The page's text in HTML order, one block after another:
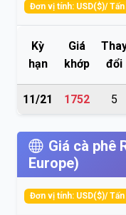
Đơn vị tính: USD($)/
Kỳ
hạn
Giá
khớp
đổi
11/21 1752 5
Giá cà phê
Europe)
Đơn vị tính: USD($)/